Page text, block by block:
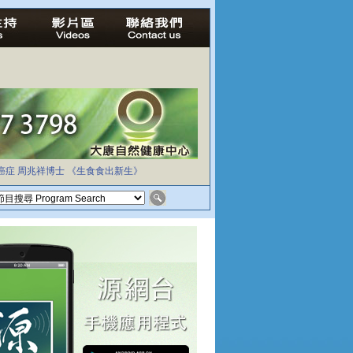
症 周兆祥博士 《生食食出新生》